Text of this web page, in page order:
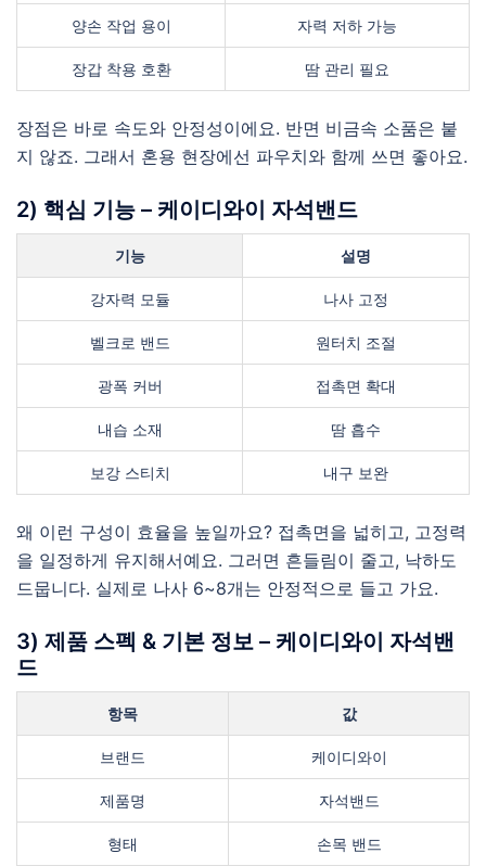
양손 작업 용이 자력 저하 가능
장갑 착용 호환 땀 관리 필요
장점은 바로 속도와 안정성이에요. 반면 비금속 소품은 붙
지 않죠. 그래서 혼용 현장에선 파우치와 함께 쓰면 좋아요.
2) 핵심 기능 – 케이디와이 자석밴드
기능 설명
강자력 모듈 나사 고정
벨크로 밴드 원터치 조절
광폭 커버 접촉면 확대
내습 소재 땀 흡수
보강 스티치 내구 보완
왜 이런 구성이 효율을 높일까요? 접촉면을 넓히고, 고정력
을 일정하게 유지해서예요. 그러면 흔들림이 줄고, 낙하도
드뭅니다. 실제로 나사 6~8개는 안정적으로 들고 가요.
3) 제품 스펙 & 기본 정보 – 케이디와이 자석밴
드
항목 값
브랜드 케이디와이
제품명 자석밴드
형태 손목 밴드